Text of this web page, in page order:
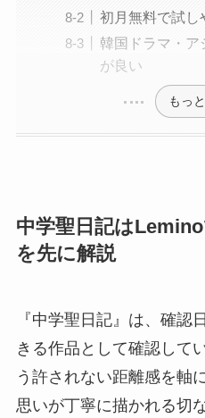
初月無料で試し
韓国ドラマ・ア
が良い
もっ
中学聖日記は
を先に解説
『中学聖日記』は、確認
きる作品として確認して
う許されない距離感を軸
思いが丁寧に描かれる切